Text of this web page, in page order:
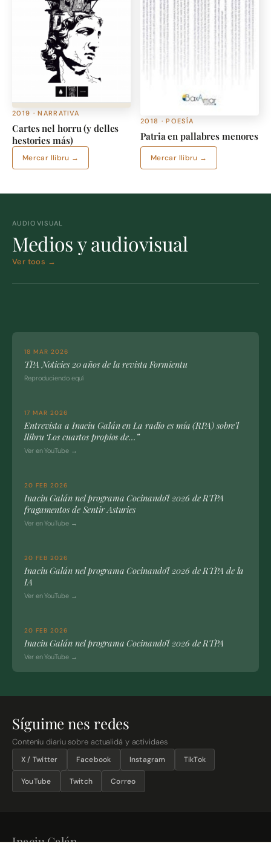
2019 · NARRATIVA
Cartes nel horru (y delles
hestories más)
Mercar llibru →
2018 · POESÍA
Patria en pallabres menores
Mercar llibru →
AUDIOVISUAL
Medios y audiovisual
Ver toos →
18 MAR 2026
TPA Noticies 20 años de la revista Formientu
Reproduciendo equí
17 MAR 2026
Entrevista a Inaciu Galán en La radio es mía (RPA) sobre’l
llibru ‘Los cuartos propios de…”
Ver en YouTube →
20 FEB 2026
Inaciu Galán nel programa Cocinando’l 2026 de RTPA
fragamentos de Sentir Asturies
Ver en YouTube →
20 FEB 2026
Inaciu Galán nel programa Cocinando’l 2026 de RTPA de la
IA
Ver en YouTube →
20 FEB 2026
Inaciu Galán nel programa Cocinando’l 2026 de RTPA
Ver en YouTube →
Síguime nes redes
Conteníu diariu sobre actualidá y actividaes
X / Twitter Facebook Instagram TikTok
YouTube Twitch Correo